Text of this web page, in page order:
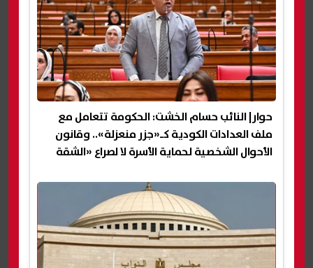
حوار| النائب حسام الخشت: الحكومة تتعامل مع
ملف العدادات الكودية كـ«جزر منعزلة».. وقانون
الأحوال الشخصية لحماية الأسرة لا لصراع «الشقة